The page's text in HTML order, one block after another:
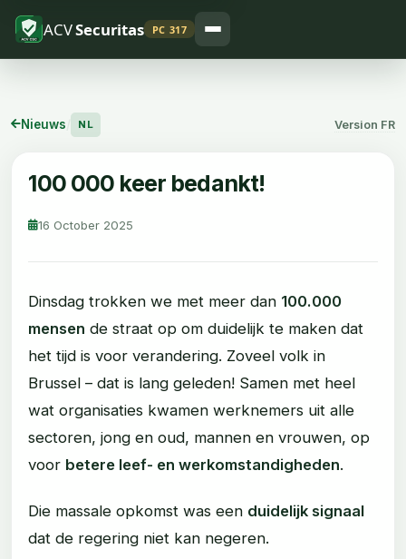
ACVSecuritas PC 317
Nieuws NL Version FR
100 000 keer bedankt!
16 October 2025
Dinsdag trokken we met meer dan 100.000
mensen de straat op om duidelijk te maken dat
het tijd is voor verandering. Zoveel volk in
Brussel – dat is lang geleden! Samen met heel
wat organisaties kwamen werknemers uit alle
sectoren, jong en oud, mannen en vrouwen, op
voor betere leef- en werkomstandigheden.
Die massale opkomst was een duidelijk signaal
dat de regering niet kan negeren.